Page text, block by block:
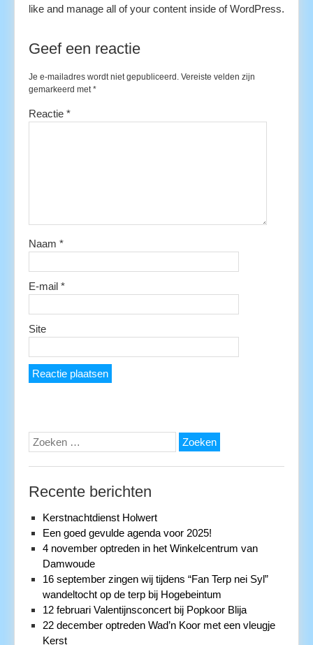
like and manage all of your content inside of WordPress.
Geef een reactie
Je e-mailadres wordt niet gepubliceerd. Vereiste velden zijn
gemarkeerd met*
Reactie *
Naam *
E-mail *
Site
Zoeken
naar:
Recente berichten
Kerstnachtdienst Holwert
Een goed gevulde agenda voor 2025!
4 november optreden in het Winkelcentrum van
Damwoude
16 september zingen wij tijdens “Fan Terp nei Syl”
wandeltocht op de terp bij Hogebeintum
12 februari Valentijnsconcert bij Popkoor Blija
22 december optreden Wad’n Koor met een vleugje
Kerst